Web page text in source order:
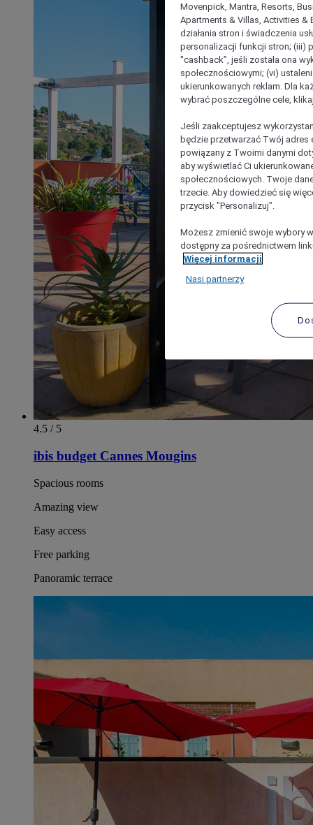
4.5 / 5
ibis budget Cannes Mougins
Spacious rooms
Amazing view
Easy access
Free parking
Panoramic terrace
Movenpick, Mantra, Resorts,
Apartments & Villas, Activities &
działania stron i świadczenia
personalizacji funkcji stron; (iii)
"cashback”, jeśli została ona
społecznościowymi; (vi)
ukierunkowanych reklam. Dla
wybrać poszczególne cele,
Jeśli zaakceptujesz
będzie przetwarzać Twój adres
powiązany z Twoimi danymi
aby wyświetlać Ci
społecznościowych. Twoje
trzecie. Aby dowiedzieć się
przycisk "Personalizuj”.
Możesz zmienić swoje wybory
dostępny za pośrednictwem
Więcej informacji
Nasi partnerzy